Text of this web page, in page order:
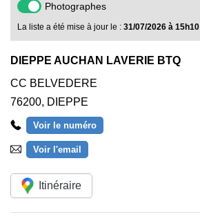
Photographes
La liste a été mise à jour le : 31/07/2026 à 15h10
DIEPPE AUCHAN LAVERIE BTQ
CC BELVEDERE
76200, DIEPPE
Voir le numéro
Voir l'email
Itinéraire